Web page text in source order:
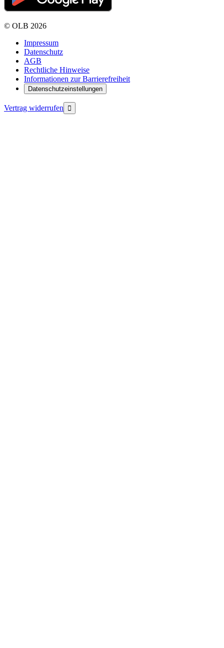
© OLB 2026
Impressum
Datenschutz
AGB
Rechtliche Hinweise
Informationen zur Barrierefreiheit
Datenschutzeinstellungen
Vertrag widerrufen 